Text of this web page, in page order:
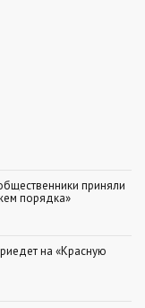
приняли
порядка»
на «Красную